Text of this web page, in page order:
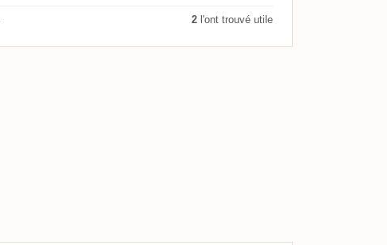
2 l'ont trouvé utile